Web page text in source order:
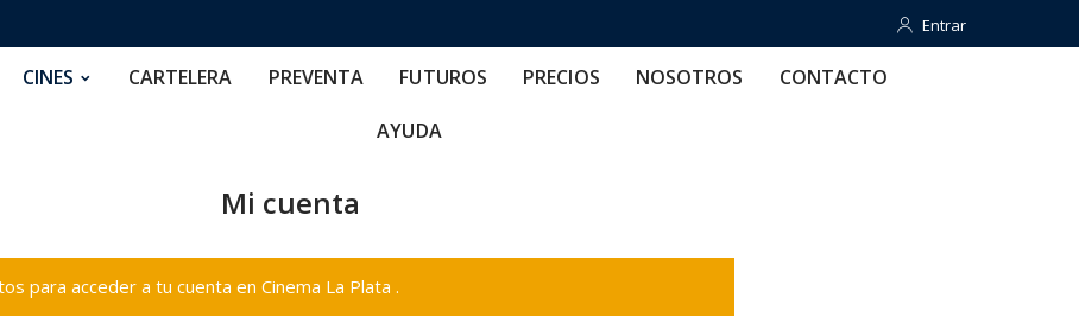
Entrar
Entrar
CINES CARTELERA PREVENTA FUTUROS PRECIOS NOSOTROS CONTACTO
AYUDA
Mi cuenta
para acceder a tu cuenta en Cinema La Plata .